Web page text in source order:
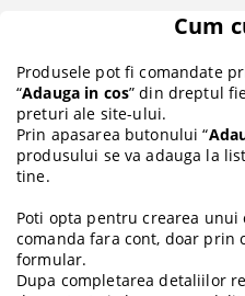
Cum
Produsele pot fi comandate
“Adauga in cos” din dreptul
preturi ale site-ului.
Prin apasarea butonului “
produsului se va adauga la
tine.
Poti opta pentru crearea
comanda fara cont, doar prin
formular.
Dupa completarea detaliilor